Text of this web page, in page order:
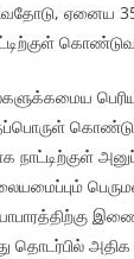
ஏனைய
நாட்டிற்குள்
தொடர்பில்